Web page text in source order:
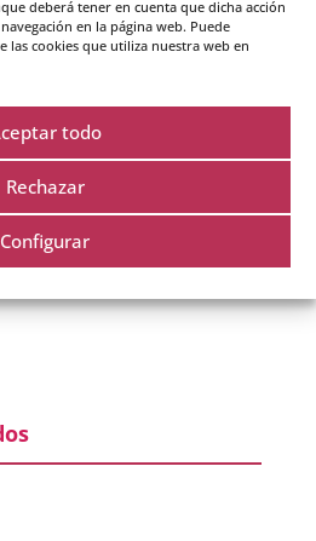
deberá tener en cuenta que dicha acción
en la página web. Puede
las cookies que utiliza nuestra web en
todo
Rechazar
Configurar
correo electrónico y web en